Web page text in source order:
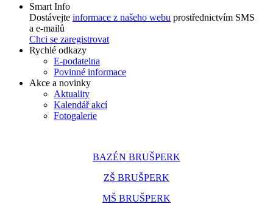
Smart Info
Dostávejte informace z našeho webu prostřednictvím SMS
a e-mailů
Chci se zaregistrovat
Rychlé odkazy
E-podatelna
Povinné informace
Akce a novinky
Aktuality
Kalendář akcí
Fotogalerie
BAZÉN BRUŠPERK
ZŠ BRUŠPERK
MŠ BRUŠPERK